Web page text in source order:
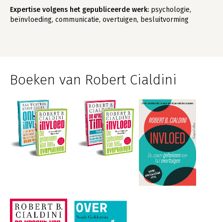
Expertise volgens het gepubliceerde werk: psychologie,
beïnvloeding, communicatie, overtuigen, besluitvorming
Boeken van Robert Cialdini